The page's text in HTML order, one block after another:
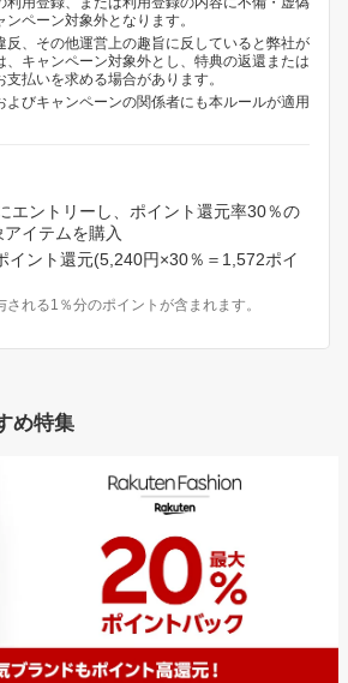
ペーン対象外となります。
反、その他運営上の趣旨に反していると弊社が
、キャンペーン対象外とし、特典の返還または
払いを求める場合があります。
よびキャンペーンの関係者にも本ルールが適用
エントリーし、ポイント還元率30％の
イテムを購入
イント還元(5,240円×30％＝1,572ポイ
れる1％分のポイントが含まれます。
め特集